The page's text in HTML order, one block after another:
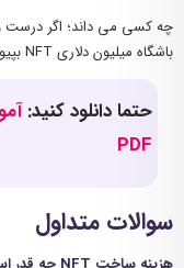
چه کسی می داند؛ اگر درست
باشگاه میلیون دلاری NFT بپیوندید!
حتما دانلود کنید:
PDF
سوالات متداول